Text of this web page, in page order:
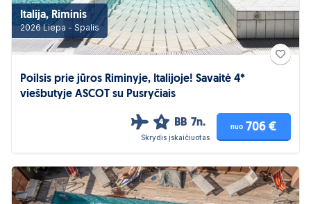
Italija, Riminis
2026 Liepa - Spalis
Poilsis prie jūros Riminyje, Italijoje! Savaitė 4*
viešbutyje ASCOT su Pusryčiais
4 BB 7n.
Skrydis įskaičiuotas
nuo 706 €